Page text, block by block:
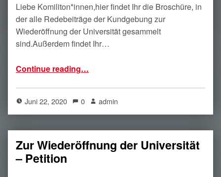
Liebe Komiliton*innen,hier findet Ihr die Broschüre, in
der alle Redebeiträge der Kundgebung zur
Wiederöffnung der Universität gesammelt
sind.Außerdem findet Ihr…
Continue reading…
Juni 22, 2020 0 admin
Zur Wiederöffnung der Universität
– Petition